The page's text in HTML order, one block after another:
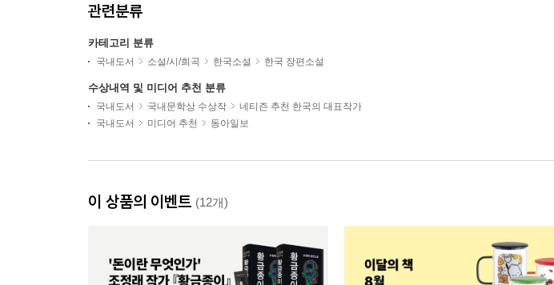
관련분류
카테고리 분류
국내도서 소설/시/희곡 한국소설 한국 장편소설
수상내역 및 미디어 추천 분류
국내도서 국내문학상 수상작
네티즌 추천 한국의 대표작가
국내도서
미디어 추천 동아일보
이 상품의 이벤트 (12개)